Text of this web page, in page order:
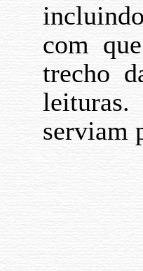
com
trecho
serviam